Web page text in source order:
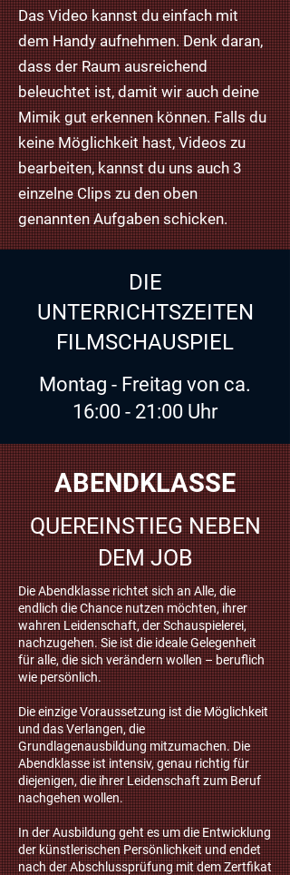
Das Video kannst du einfach mit
dem Handy aufnehmen. Denk daran,
dass der Raum ausreichend
beleuchtet ist, damit wir auch deine
Mimik gut erkennen können. Falls du
keine Möglichkeit hast, Videos zu
bearbeiten, kannst du uns auch 3
einzelne Clips zu den oben
genannten Aufgaben schicken.
DIE
UNTERRICHTSZEITEN
FILMSCHAUSPIEL
Montag - Freitag von ca.
16:00 - 21:00 Uhr
ABENDKLASSE
QUEREINSTIEG NEBEN
DEM JOB
Die Abendklasse richtet sich an Alle, die
endlich die Chance nutzen möchten, ihrer
wahren Leidenschaft, der Schauspielerei,
nachzugehen. Sie ist die ideale Gelegenheit
für alle, die sich verändern wollen – beruflich
wie persönlich.
Die einzige Voraussetzung ist die Möglichkeit
und das Verlangen, die
Grundlagenausbildung mitzumachen. Die
Abendklasse ist intensiv, genau richtig für
diejenigen, die ihrer Leidenschaft zum Beruf
nachgehen wollen.
In der Ausbildung geht es um die Entwicklung
der künstlerischen Persönlichkeit und endet
nach der Abschlussprüfung mit dem Zertfikat